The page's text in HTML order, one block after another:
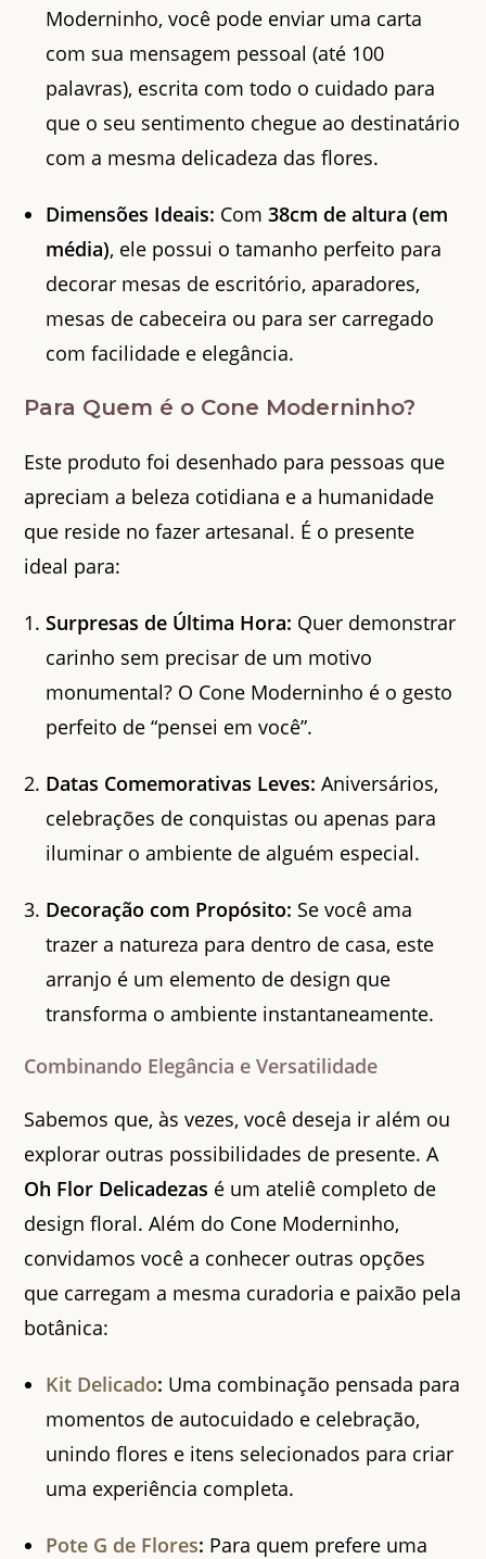
Moderninho, você pode enviar uma carta
com sua mensagem pessoal (até 100
palavras), escrita com todo o cuidado para
que o seu sentimento chegue ao destinatário
com a mesma delicadeza das flores.
Dimensões Ideais: Com38cm de altura (em
média), ele possui o tamanho perfeito para
decorar mesas de escritório, aparadores,
mesas de cabeceira ou para ser carregado
com facilidade e elegância.
Para Quem é o Cone Moderninho?
Este produto foi desenhado para pessoas que
apreciam a beleza cotidiana e a humanidade
que reside no fazer artesanal. É o presente
ideal para:
Surpresas de Última Hora: Quer demonstrar
carinho sem precisar de um motivo
monumental? O Cone Moderninho é o gesto
perfeito de “pensei em você”.
Datas Comemorativas Leves: Aniversários,
celebrações de conquistas ou apenas para
iluminar o ambiente de alguém especial.
Decoração com Propósito: Se você ama
trazer a natureza para dentro de casa, este
arranjo é um elemento de design que
transforma o ambiente instantaneamente.
Combinando Elegância e Versatilidade
Sabemos que, às vezes, você deseja ir além ou
explorar outras possibilidades de presente. A
Oh Flor Delicadezas é um ateliê completo de
design floral. Além do Cone Moderninho,
convidamos você a conhecer outras opções
que carregam a mesma curadoria e paixão pela
botânica:
Kit Delicado: Uma combinação pensada para
momentos de autocuidado e celebração,
unindo flores e itens selecionados para criar
uma experiência completa.
Pote G de Flores: Para quem prefere uma